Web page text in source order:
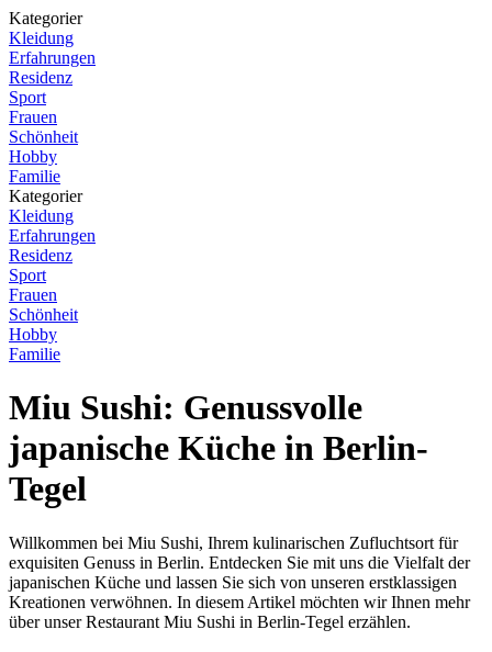
Kategorier
Kleidung
Erfahrungen
Residenz
Sport
Frauen
Schönheit
Hobby
Familie
Kategorier
Kleidung
Erfahrungen
Residenz
Sport
Frauen
Schönheit
Hobby
Familie
Miu Sushi: Genussvolle
japanische Küche in Berlin-
Tegel
Willkommen bei Miu Sushi, Ihrem kulinarischen Zufluchtsort für
exquisiten Genuss in Berlin. Entdecken Sie mit uns die Vielfalt der
japanischen Küche und lassen Sie sich von unseren erstklassigen
Kreationen verwöhnen. In diesem Artikel möchten wir Ihnen mehr
über unser Restaurant Miu Sushi in Berlin-Tegel erzählen.